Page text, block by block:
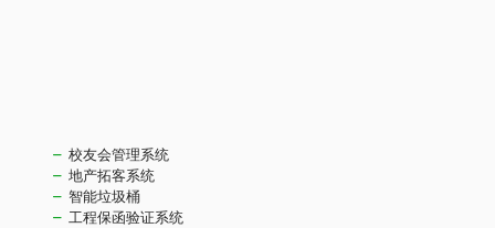
校友会管理系统
地产拓客系统
智能垃圾桶
工程保函验证系统